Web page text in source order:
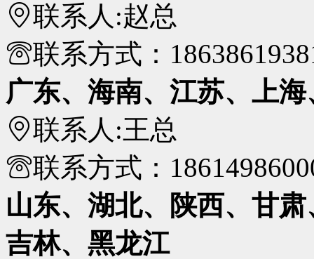
联系人:赵总
联系方式：
广东、海南、江苏、上
联系人:王总
联系方式：
山东、湖北、陕西、甘
吉林、黑龙江